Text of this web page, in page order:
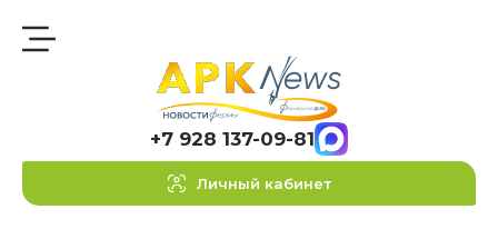
+7 928 137-09-81
Личный кабинет